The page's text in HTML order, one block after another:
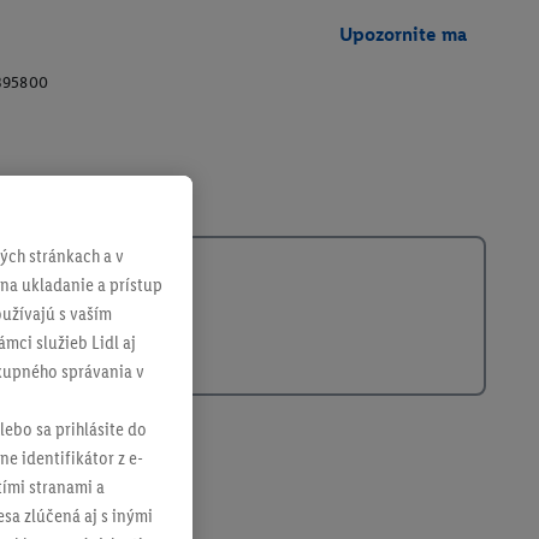
Upozornite ma
stránkach a v
ukladanie a prístup
s vaším
služieb Lidl aj
správania v
sa prihlásite do
identifikátor z e-
stranami a
zlúčená aj s inými